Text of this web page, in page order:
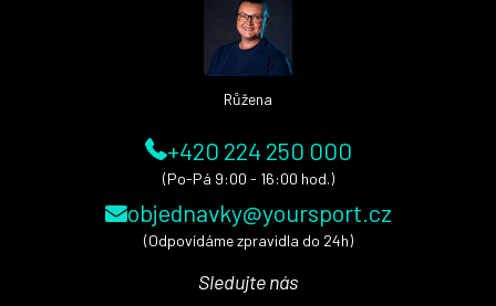
Růžena
+420 224 250 000
(Po-Pá 9:00 - 16:00 hod.)
objednavky@yoursport.cz
(Odpovídáme zpravidla do 24h)
Sledujte nás